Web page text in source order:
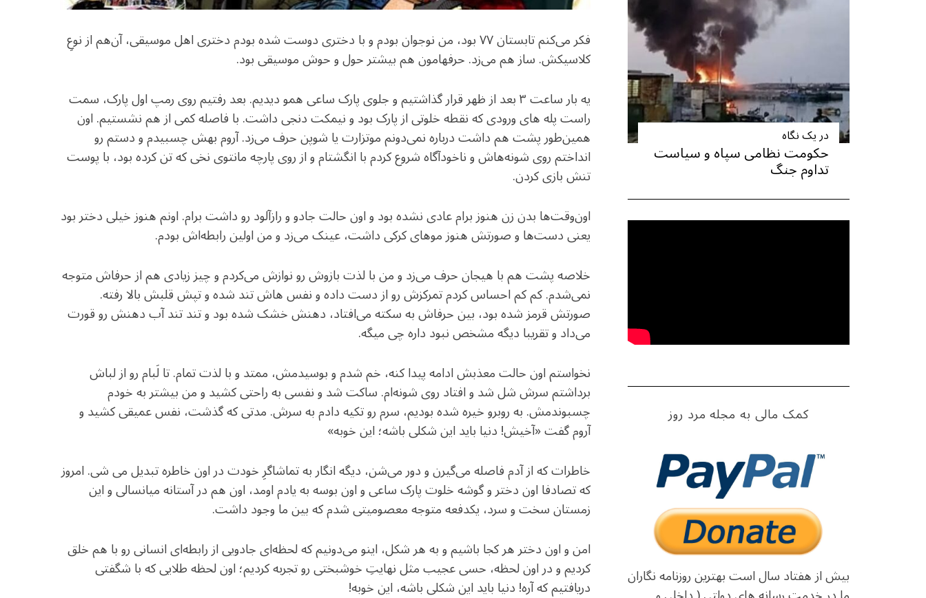
فکر می‌کنم تابستان ۷۷ بود، من نوجوان بودم و با دختری دوست شده بودم دختری اهل موسیقی، آن‌هم از نوعِ
کلاسیکش. ساز هم می‌زد. حرفهامون هم بیشتر حول و حوش موسیقی بود.
یه بار ساعت ۳ بعد از ظهر قرار گذاشتیم و جلوی پارک ساعی همو دیدیم. بعد رفتیم روی رمپ اول پارک، سمت
راست پله های ورودی که نقطه خلوتی از پارک بود و نیمکت دنجی داشت. با فاصله کمی از هم نشستیم. اون
همین‌طور پشت هم داشت درباره نمی‌دونم موتزارت یا شوپن حرف می‌زد. آروم بهش چسبیدم و دستم رو
انداختم روی شونه‌هاش و ناخودآگاه شروع کردم با انگشتام و از روی پارچه‌ مانتوی نخی که تن کرده بود، با پوست
تنش بازی کردن.
اون‌وقت‌ها بدن زن هنوز برام عادی نشده بود و اون حالت جادو و رازآلود رو داشت برام. اونم هنوز خیلی دختر بود
یعنی دست‌ها و صورتش هنوز موهای کرکی داشت، عینک می‌زد و من اولین رابطه‌اش بودم‌.
خلاصه پشت هم با هیجان حرف می‌زد و من با لذت بازوش رو نوازش می‌کردم و چیز زیادی هم از حرفاش متوجه
نمی‌شدم. کم کم احساس کردم تمرکزش رو از دست داده و نفس هاش تند شده و تپش قلبش بالا رفته.
صورتش قرمز شده بود، بین حرفاش به سکته می‌افتاد، دهنش خشک شده بود و تند تند آب دهنش رو قورت
می‌داد و تقریبا دیگه مشخص نبود داره چی میگه.
نخواستم اون حالت معذبش ادامه پیدا کنه، خم شدم و بوسیدمش، ممتد و با لذت تمام. تا لَبام رو از لباش
برداشتم سرش شل شد و افتاد روی شونه‌ام. ساکت شد و نفسی به راحتی کشید و من بیشتر به خودم
چسبوندمش. به روبرو خیره شده بودیم، سرم رو تکیه دادم به سرش. مدتی که گذشت، نفس عمیقی کشید و
آروم گفت «آخیش! دنیا باید این شکلی باشه؛ این خوبه»
خاطرات که از آدم فاصله می‌گیرن و دور می‌شن، دیگه انگار به تماشاگرِ خودت در اون خاطره تبدیل می شی. امروز
که تصادفا اون دختر و گوشه خلوت پارک ساعی و اون بوسه به یادم اومد، اون هم در آستانه میانسالی و این
زمستان سخت و سرد، یکدفعه متوجه معصومیتی شدم که بین ما وجود داشت.
امن و اون دختر هر کجا باشیم و به هر شکل، اینو می‌دونیم که لحظه‌ای جادویی از رابطه‌ای انسانی رو با هم خلق
کردیم و در اون لحظه، حسی عجیب مثل نهایتِ خوشبختی رو تجربه کردیم؛ اون لحظه طلایی که با شگفتی
دریافتیم که آره! دنیا باید این شکلی باشه، این خوبه!
در یک نگاه
حکومت نظامی سپاه و سیاست
تداوم جنگ
کمک مالی به مجله مرد روز
بیش از هفتاد سال است بهترین روزنامه نگاران